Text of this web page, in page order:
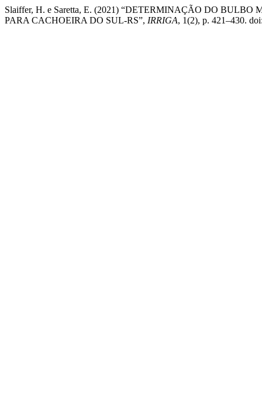
Slaiffer, H. e Saretta, E. (2021) “DETERMINAÇÃO DO
PARA CACHOEIRA DO SUL-RS”, IRRIGA, 1(2), p. 421–430.